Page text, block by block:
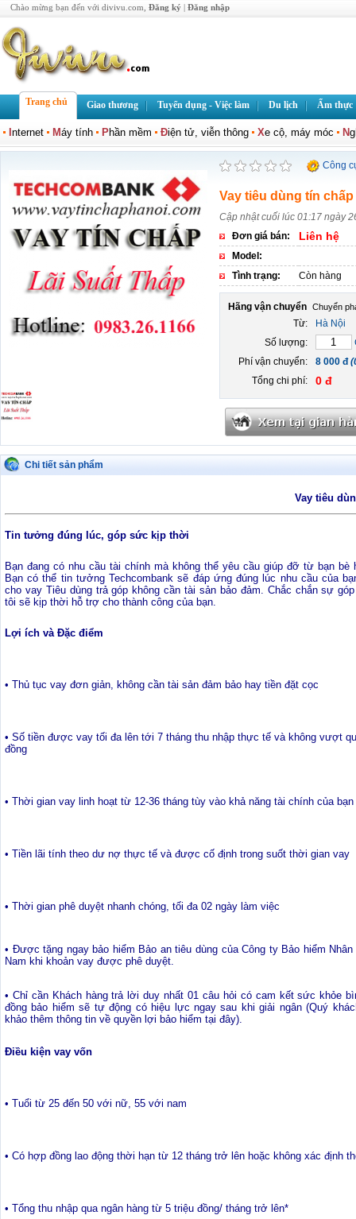
Chào mừng bạn đến với divivu.com, Đăng ký | Đăng nhập
Trang chủ Giao thương Tuyển dụng - Việc làm Du lịch Ẩm thực
nternet Máy tính Phần mềm Điện tử, viễn thông Xe cộ, máy móc N
Công
Vay tiêu dùng tín
Cập nhật cuối lúc 01:17 ngày
Đơn giá bán:
Liên hệ
Model:
Tình trạng:
Còn hàng
Hãng vận chuyển
Từ:
Hà Nội
Số lượng:
Phí vận chuyển:
8 000 đ
Tổng chi phí:
0 đ
Chi tiết sản phẩm
Vay tiêu
Tin tưởng đúng lúc, góp sức kịp thời
Bạn đang có nhu cầu tài chính mà không thể yêu cầu giúp đỡ từ bạn bè
Bạn có thể tin tưởng Techcombank sẽ đáp ứng đúng lúc nhu cầu của
cho vay Tiêu dùng trả góp không cần tài sản bảo đảm. Chắc chắn sự
tôi sẽ kịp thời hỗ trợ cho thành công của bạn.
Lợi ích và Đặc điểm
• Thủ tục vay đơn giản, không cần tài sản đảm bảo hay tiền đặt cọc
• Số tiền được vay tối đa lên tới 7 tháng thu nhập thực tế và không vượt
đồng
• Thời gian vay linh hoạt từ 12-36 tháng tùy vào khả năng tài chính của bạn
• Tiền lãi tính theo dư nợ thực tế và được cố định trong suốt thời gian vay
• Thời gian phê duyệt nhanh chóng, tối đa 02 ngày làm việc
• Được tặng ngay bảo hiểm Bảo an tiêu dùng của Công ty Bảo hiểm
Nam khi khoản vay được phê duyệt.
• Chỉ cần Khách hàng trả lời duy nhất 01 câu hỏi có cam kết sức khỏe
đồng bảo hiểm sẽ tự động có hiệu lực ngay sau khi giải ngân (Quý
khảo thêm thông tin về quyền lợi bảo hiểm tại đây).
Điều kiện vay vốn
• Tuổi từ 25 đến 50 với nữ, 55 với nam
• Có hợp đồng lao động thời hạn từ 12 tháng trở lên hoặc không xác định
• Tổng thu nhập qua ngân hàng từ 5 triệu đồng/ tháng trở lên*